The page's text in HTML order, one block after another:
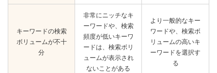
キーワードの検索
ボリュームが不十
分
非常にニッチなキ
ーワードや、検索
頻度が低いキーワ
ードは、検索ボリ
ュームが表示され
ないことがある
より一般的なキー
ワードや、検索ボ
リュームの高いキ
ーワードを選択す
る